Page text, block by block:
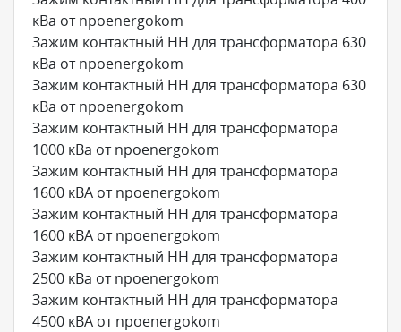
кВа от npoenergokom
Зажим контактный НН для трансформатора 630
кВа от npoenergokom
Зажим контактный НН для трансформатора 630
кВа от npoenergokom
Зажим контактный НН для трансформатора
1000 кВа от npoenergokom
Зажим контактный НН для трансформатора
1600 кВА от npoenergokom
Зажим контактный НН для трансформатора
1600 кВА от npoenergokom
Зажим контактный НН для трансформатора
2500 кВа от npoenergokom
Зажим контактный НН для трансформатора
4500 кВА от npoenergokom